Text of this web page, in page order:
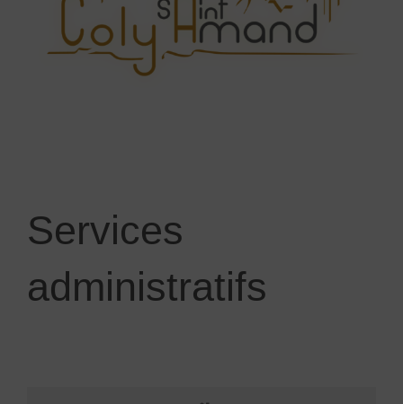
Services
administratifs